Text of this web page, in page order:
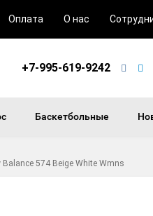
Оплата О нас
+7-995-619-9242
Баскетбольные
Balance 574 Beige White Wmns